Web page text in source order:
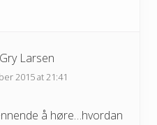
Larsen
2015 at 21:41
å høre…hvordan